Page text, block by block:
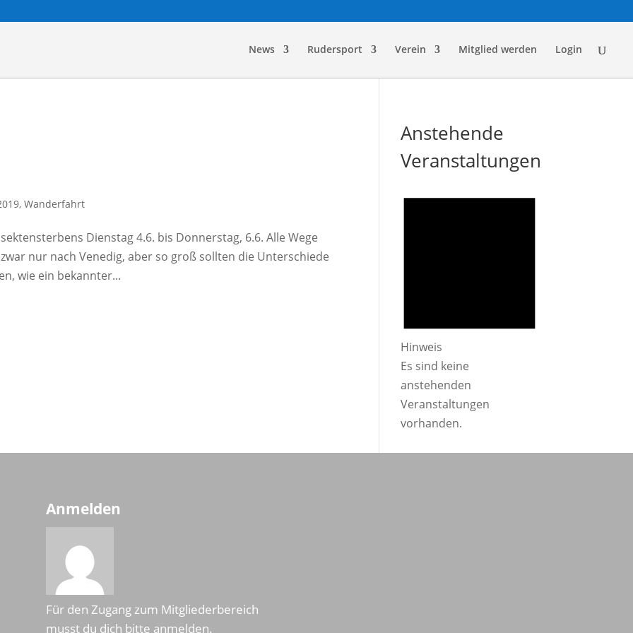
News Rudersport Verein Mitglied werden Login
,Wanderfahrt
Dienstag 4.6. bis Donnerstag, 6.6. Alle Wege
nur nach Venedig, aber so groß sollten die Unterschiede
wie ein bekannter...
Anstehende
Veranstaltungen
Hinweis
Es sind keine
anstehenden
Veranstaltungen
vorhanden.
Anmelden
Für den Zugang zum Mitgliederbereich
musst du dich bitte anmelden.